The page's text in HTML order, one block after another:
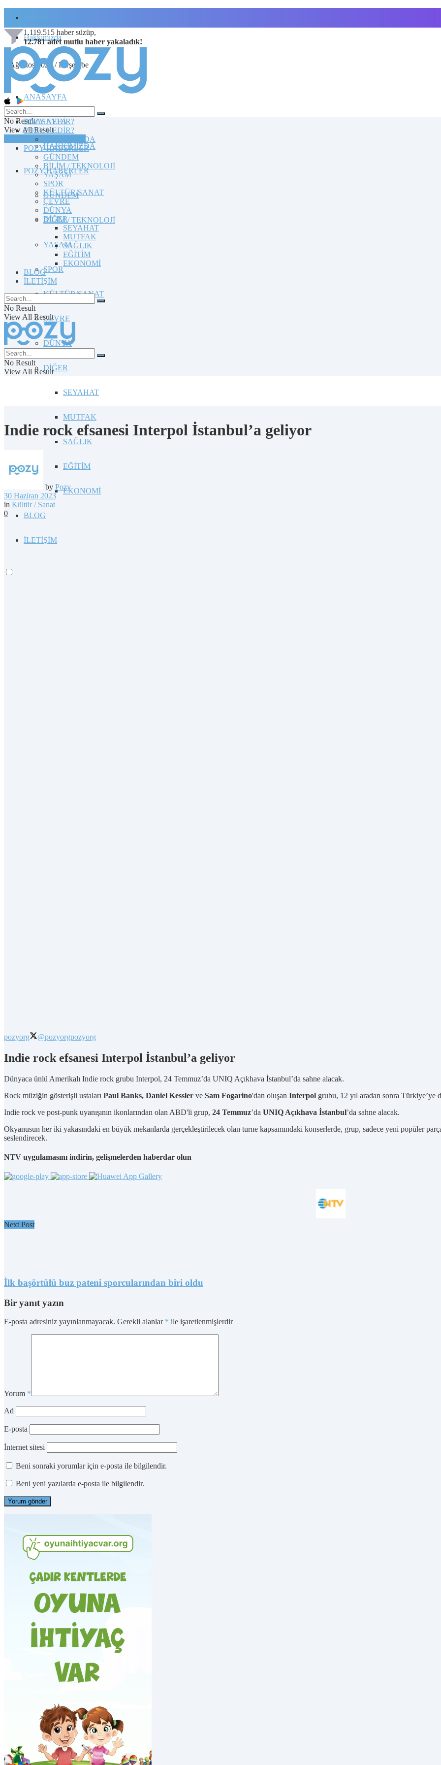
Hakkımızda
6 Ağustos 2026 / Perşembe
1.119.515 haber süzüp,
12.781 adet mutlu haber yakaladık!
No Result
View All Result
TOPLULUĞA KATILIN
ANASAYFA
POZY NEDİR?
HAKKIMIZDA
POZY HABERLER
GÜNDEM
BİLİM / TEKNOLOJİ
YAŞAM
SPOR
KÜLTÜR/SANAT
ÇEVRE
DÜNYA
DİĞER
SEYAHAT
MUTFAK
SAĞLIK
EĞİTİM
EKONOMİ
BLOG
İLETİŞİM
ANASAYFA
POZY NEDİR?
HAKKIMIZDA
POZY HABERLER
GÜNDEM
BİLİM / TEKNOLOJİ
YAŞAM
SPOR
KÜLTÜR/SANAT
ÇEVRE
DÜNYA
DİĞER
SEYAHAT
MUTFAK
SAĞLIK
EĞİTİM
EKONOMİ
BLOG
İLETİŞİM
No Result
View All Result
No Result
View All Result
Indie rock efsanesi Interpol İstanbul’a geliyor
by Pozy
30 Haziran 2023
in Kültür / Sanat
0
pozyorg @pozyorgpozyorg
Indie rock efsanesi Interpol İstanbul’a geliyor
Dünyaca ünlü Amerikalı Indie rock grubu Interpol, 24 Temmuz’da UNIQ Açıkhava İstanbul’da sahne alacak.
Rock müziğin gösterişli ustaları Paul Banks, Daniel Kessler ve Sam Fogarino'dan oluşan Interpol grubu, 12 yıl aradan sonra Türkiye’ye
Indie rock ve post-punk uyanışının ikonlarından olan ABD'li grup, 24 Temmuz’da UNIQ Açıkhava İstanbul’da sahne alacak.
Okyanusun her iki yakasındaki en büyük mekanlarda gerçekleştirilecek olan turne kapsamındaki konserlerde, grup, sadece yeni popüler
seslendirecek.
NTV uygulamasını indirin, gelişmelerden haberdar olun
Next Post
İlk başörtülü buz pateni sporcularından biri oldu
Bir yanıt yazın
E-posta adresiniz yayınlanmayacak. Gerekli alanlar * ile işaretlenmişlerdir
Yorum *
Ad
E-posta
İnternet sitesi
Beni sonraki yorumlar için e-posta ile bilgilendir.
Beni yeni yazılarda e-posta ile bilgilendir.